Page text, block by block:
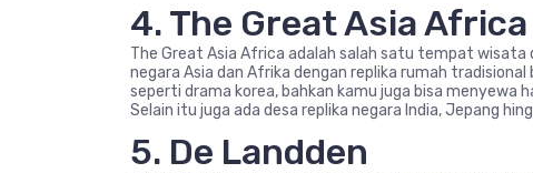
4. The Great Asia Africa
The Great Asia Africa adalah salah satu tempat wisata
negara Asia dan Afrika dengan replika rumah
seperti drama korea, bahkan kamu juga bisa menyewa
Selain itu juga ada desa replika negara India, Jepang
5. De Landden